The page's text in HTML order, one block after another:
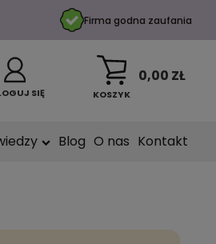
Firma godna zaufania
SIĘ KOSZYK
0,00 ZŁ
Blog O nas Kontakt